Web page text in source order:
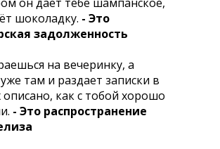
шоколадку. - Это
задолженность
на вечеринку, а
там и раздает записки в
как с тобой хорошо
- Это распространение